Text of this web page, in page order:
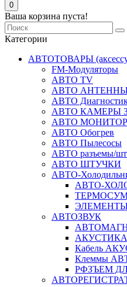
0
Ваша корзина пуста!
Категории
АВТОТОВАРЫ
FM-Модуляторы
АВТО TV
АВТО
АВТО
АВТО КАМЕРЫ
АВТО
АВТО Обогрев
АВТО Пылесосы
АВТО разъемы/
АВТО ШТУЧКИ
АВТО-
АВТО-
АВТОЗВУК
Кабель
Клеммы
РФЗЪЕМ